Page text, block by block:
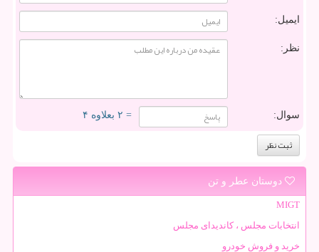
ایمیل:
نظر:
سوال: = ۲ بعلاوه ۴
دوستان عطر و تن
MIGT
انتخابات مجلس ، کاندیدای مجلس
خرید و فروش خودرو